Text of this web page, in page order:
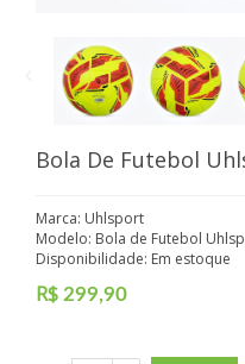
Bola De Futebol
Marca: Uhlsport
Modelo: Bola de Futebol
Disponibilidade: Em estoque
R$ 299,90